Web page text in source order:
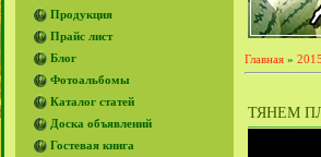
Продукция
Прайс лист
Блог
Фотоальбомы
Каталог статей
Доска объявлений
Гостевая книга
Главная » 2015
ТЯНЕМ